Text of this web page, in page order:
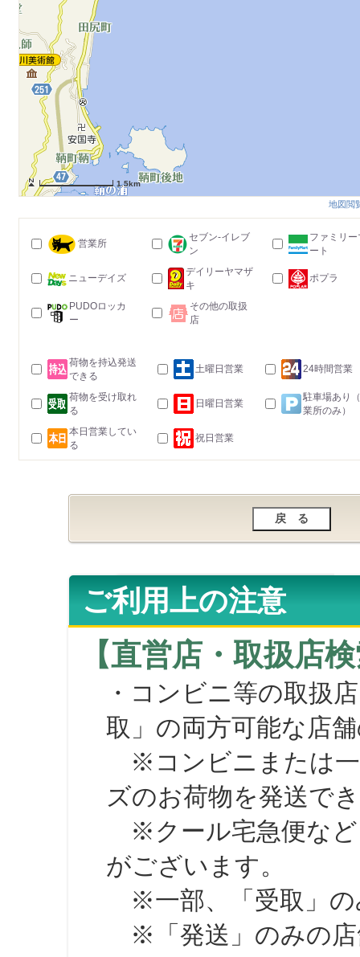
1.5km
地図閲
営業所
セブン-イレブ
ン
ファミリー
ート
ニューデイズ
デイリーヤマザ
キ
ポプラ
PUDOロッカ
ー
その他の取扱
店
荷物を持込発送
できる
土曜日営業 24時間営業
荷物を受け取れ
る
日曜日営業
駐車場あり
業所のみ）
本日営業してい
る
祝日営業
ご利用上の注意
【直営店・取扱店
・コンビニ等の取扱
取」の両方可能な店
※コンビニまたは一
ズのお荷物を発送で
※クール宅急便など
がございます。
※一部、「受取」の
※「発送」のみの店